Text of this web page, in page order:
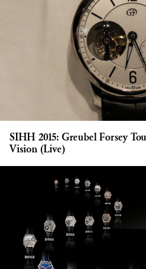
SIHH 2015: Greubel Forsey
Vision (Live)